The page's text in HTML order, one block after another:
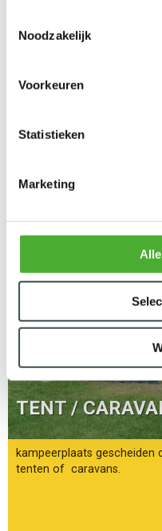
Noodzakelijk
Voorkeuren
Statistieken
Marketing
MEER
TENT /
kampeerplaats gescheiden
tenten of caravans.